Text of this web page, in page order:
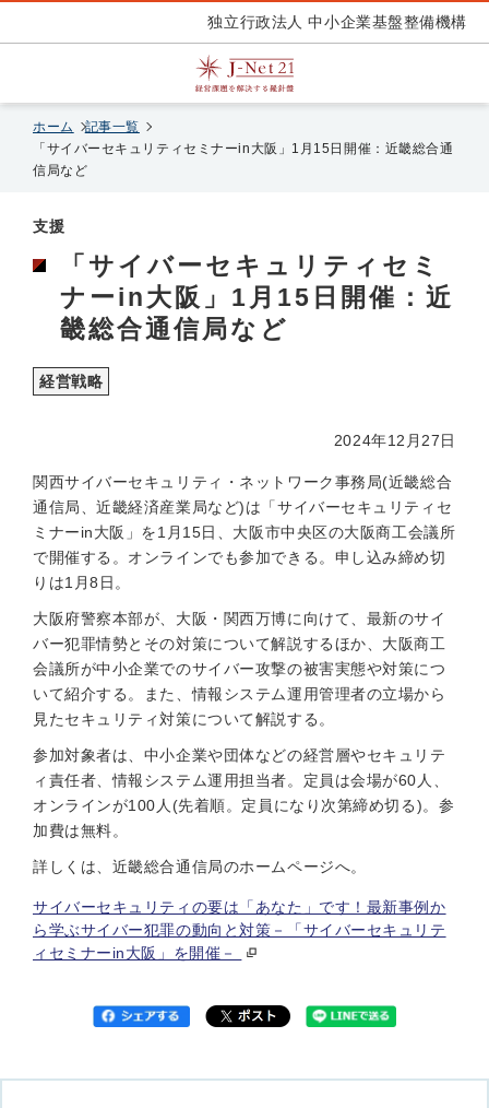
独立行政法人 中小企業基盤整備機構
ホーム
記事一覧
「サイバーセキュリティセミナーin大阪」1月15日開催：近畿総合通
信局など
支援
「サイバーセキュリティセミ
ナーin大阪」1月15日開催：近
畿総合通信局など
経営戦略
2024年12月27日
関西サイバーセキュリティ・ネットワーク事務局(近畿総合
通信局、近畿経済産業局など)は「サイバーセキュリティセ
ミナーin大阪」を1月15日、大阪市中央区の大阪商工会議所
で開催する。オンラインでも参加できる。申し込み締め切
りは1月8日。
大阪府警察本部が、大阪・関西万博に向けて、最新のサイ
バー犯罪情勢とその対策について解説するほか、大阪商工
会議所が中小企業でのサイバー攻撃の被害実態や対策につ
いて紹介する。また、情報システム運用管理者の立場から
見たセキュリティ対策について解説する。
参加対象者は、中小企業や団体などの経営層やセキュリテ
ィ責任者、情報システム運用担当者。定員は会場が60人、
オンラインが100人(先着順。定員になり次第締め切る)。参
加費は無料。
詳しくは、近畿総合通信局のホームページへ。
サイバーセキュリティの要は「あなた」です！最新事例か
ら学ぶサイバー犯罪の動向と対策－「サイバーセキュリテ
ィセミナーin大阪」を開催－